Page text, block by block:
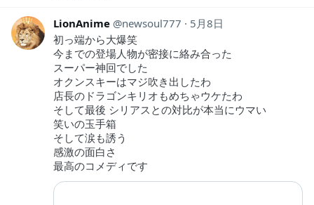
LionAnime newsoul777
5月8日
初っ端から大爆笑
今までの登場人物が密接に絡み合った
スーパー神回でした
オクンスキーはマジ吹き出したわ
店長のドラゴンキリオもめちゃウケたわ
そして最後 シリアスとの対比が本当にウマい
笑いの玉手箱
そして涙も誘う
感激の面白さ
最高のコメディです